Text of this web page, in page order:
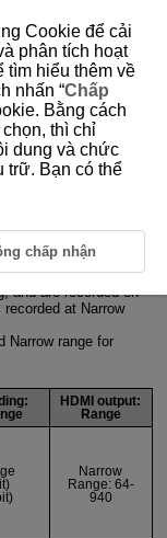
to display and
in a movie to
for display on a TV,
and are recorded on
at Narrow
Narrow range for
HDMI output:
Range
Narrow
Range: 64-
940
Cookie để cải
phân tích hoạt
tìm hiểu thêm về
nhấn “Chấp
Bằng cách
chọn, thì chỉ
dung và chức
trữ. Bạn có thể
chấp nhận